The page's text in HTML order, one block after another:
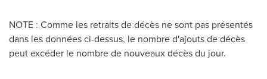
NOTE : Comme les retraits de décès ne sont pas présentés
dans les données ci-dessus, le nombre d'ajouts de décès
peut excéder le nombre de nouveaux décès du jour.